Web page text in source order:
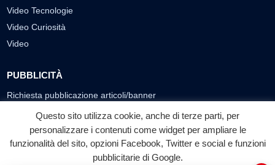
Video Tecnologie
Video Curiosità
Video
PUBBLICITÀ
Richiesta pubblicazione articoli/banner
SEGUICI SUI SOCIAL
f ◎ ▶
Questo sito utilizza cookie, anche di terze parti, per
personalizzare i contenuti come widget per ampliare le
funzionalità del sito, opzioni Facebook, Twitter e social e funzioni
pubblicitarie di Google.